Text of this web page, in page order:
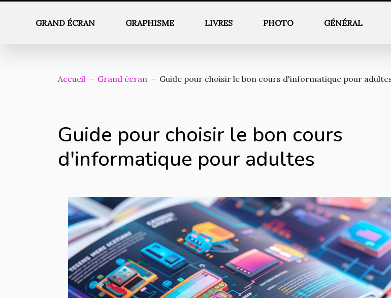
GRAND ÉCRAN GRAPHISME LIVRES PHOTO GÉNÉRAL
Accueil Grand écran Guide pour choisir le bon cours d'informatique pour
Guide pour choisir le bon cours
d'informatique pour adultes